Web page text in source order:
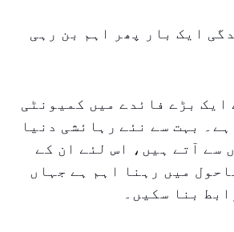
ایک بار پھر اہم بن رہی
ایک بڑے فائدے میں کمیونٹی
بہت سے نئے رہائشی دنیا
سے آتے ہیں، اس لئے ان کے
میں رہنا اہم ہے جہاں
بنا سکیں۔